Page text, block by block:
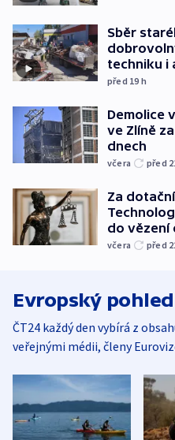
Sběr
techniku i
před 19 h
Demolice
ve Zlíně
dnech
včera před
Za
do vězení
včera před
Evropský pohled
ČT24 každý den vybírá z
veřejnými médii, členy